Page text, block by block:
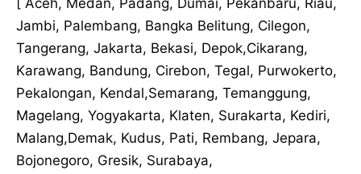
[ Aceh, Medan, Padang, Dumai, Pekanbaru, Riau,
Jambi, Palembang, Bangka Belitung, Cilegon,
Tangerang, Jakarta, Bekasi, Depok,Cikarang,
Karawang, Bandung, Cirebon, Tegal, Purwokerto,
Pekalongan, Kendal,Semarang, Temanggung,
Magelang, Yogyakarta, Klaten, Surakarta, Kediri,
Malang,Demak, Kudus, Pati, Rembang, Jepara,
Bojonegoro, Gresik, Surabaya,